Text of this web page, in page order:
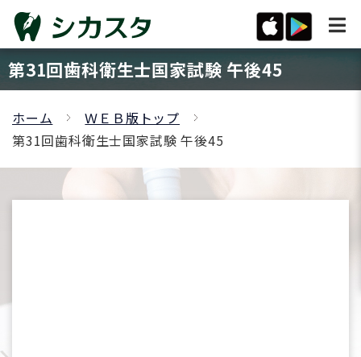
第31回歯科衛生士国家試験 午後45
ホーム
ＷＥＢ版トップ
第31回歯科衛生士国家試験 午後45